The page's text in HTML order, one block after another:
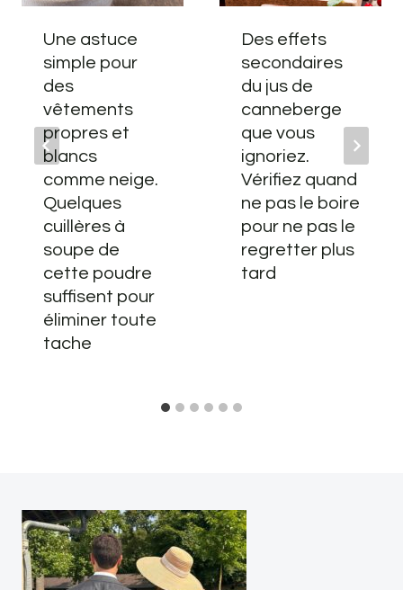
Une astuce
simple pour
des
vêtements
propres et
blancs
comme neige.
Quelques
cuillères à
soupe de
cette poudre
suffisent pour
éliminer toute
tache
Des effets
secondaires
du jus de
canneberge
que vous
ignoriez.
Vérifiez quand
ne pas le boire
pour ne pas le
regretter plus
tard